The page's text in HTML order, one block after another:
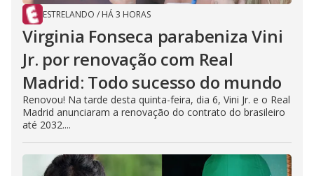
ESTRELANDO / HÁ 3 HORAS
Virginia Fonseca parabeniza Vini
Jr. por renovação com Real
Madrid: Todo sucesso do mundo
Renovou! Na tarde desta quinta-feira, dia 6, Vini Jr. e o Real
Madrid anunciaram a renovação do contrato do brasileiro
até 2032....